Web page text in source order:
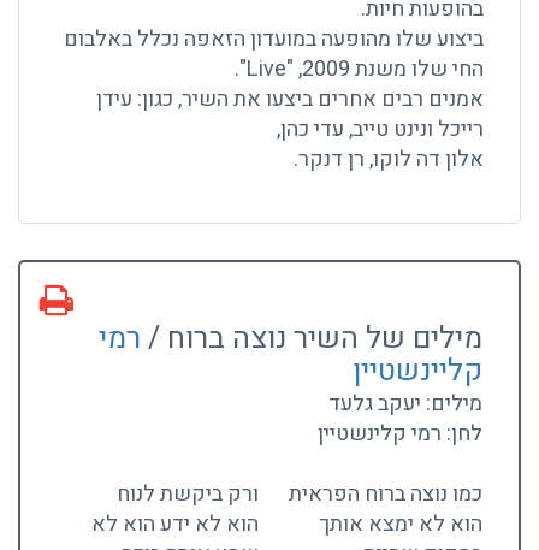
בהופעות חיות.
ביצוע שלו מהופעה במועדון הזאפה נכלל באלבום
החי שלו משנת 2009, "Live".
אמנים רבים אחרים ביצעו את השיר, כגון: עידן
רייכל ונינט טייב, עדי כהן,
אלון דה לוקו, רן דנקר.
מילים של השיר נוצה ברוח /רמי
קליינשטיין
מילים: יעקב גלעד
לחן: רמי קלינשטיין
כמו נוצה ברוח הפראית
הוא לא ימצא אותך
ורק ביקשת לנוח
הוא לא ידע הוא לא